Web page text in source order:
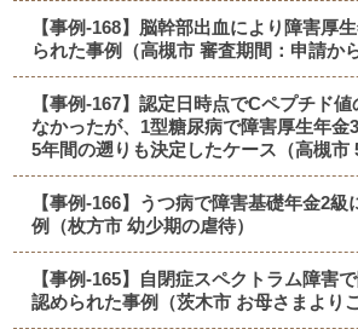
【事例-168】脳幹部出血により障害厚
られた事例（高槻市 審査期間：申請か
【事例-167】認定日時点でCペプチド
なかったが、1型糖尿病で障害厚生年金
5年間の遡りも決定したケース（高槻市
【事例-166】うつ病で障害基礎年金2級
例（枚方市 幼少期の虐待）
【事例-165】自閉症スペクトラム障害
認められた事例（茨木市 お母さまより